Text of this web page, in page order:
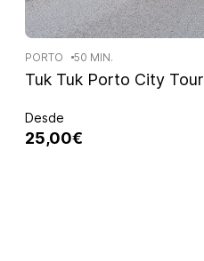
PORTO 50 MIN.
Tuk Tuk Porto City Tour
Desde
25,00€